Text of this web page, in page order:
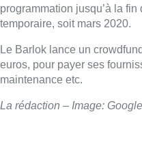
programmation jusqu’à la
temporaire, soit mars 2020.
Le Barlok lance un
euros, pour payer ses
maintenance etc.
La rédaction – Image: